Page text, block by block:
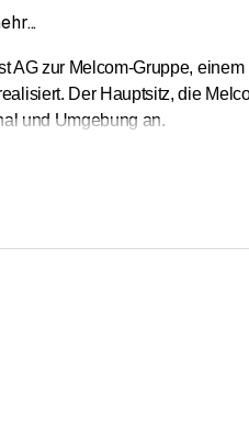
AG zur Melcom-Gruppe,
Der Hauptsitz, die
und Umgebung an.
Bereich der elektrischen